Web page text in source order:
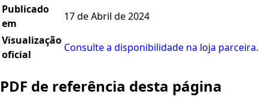
Publicado
em
17 de Abril de 2024
Visualização
oficial
Consulte a disponibilidade na loja parceira.
PDF de referência desta página